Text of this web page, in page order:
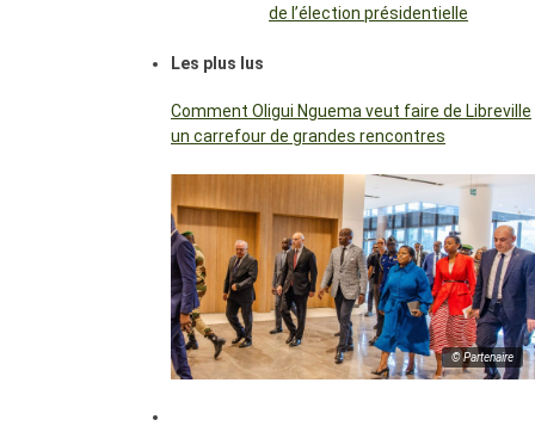
de l’élection présidentielle
Les plus lus
Comment Oligui Nguema veut faire de Libreville
un carrefour de grandes rencontres
© Partenaire